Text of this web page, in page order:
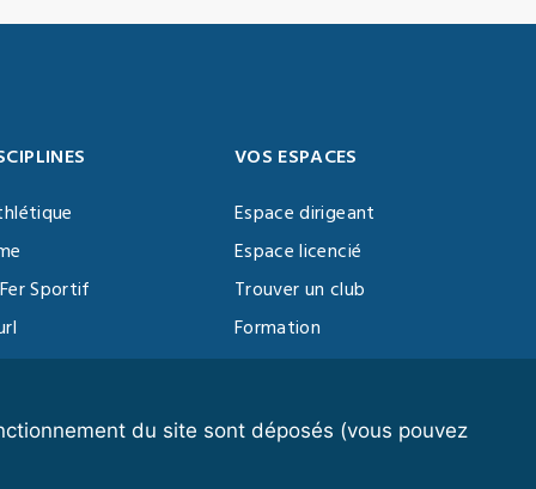
du site sont déposés (vous pouvez
Sportif
Training
VOS ESPACES
Espace dirigeant
Espace licencié
Trouver un club
Formation